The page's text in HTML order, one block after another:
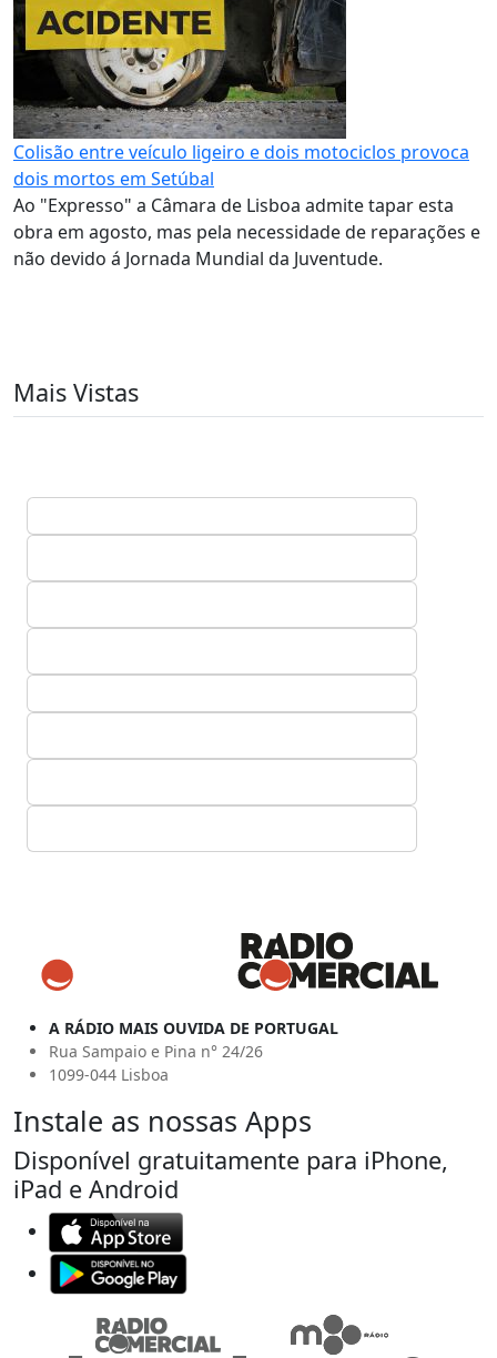
Colisão entre veículo ligeiro e dois motociclos provoca
dois mortos em Setúbal
Ao "Expresso" a Câmara de Lisboa admite tapar esta
obra em agosto, mas pela necessidade de reparações e
não devido á Jornada Mundial da Juventude.
Mais Vistas
A RÁDIO MAIS OUVIDA DE PORTUGAL
Rua Sampaio e Pina n° 24/26
1099-044 Lisboa
Instale as nossas Apps
Disponível gratuitamente para iPhone,
iPad e Android